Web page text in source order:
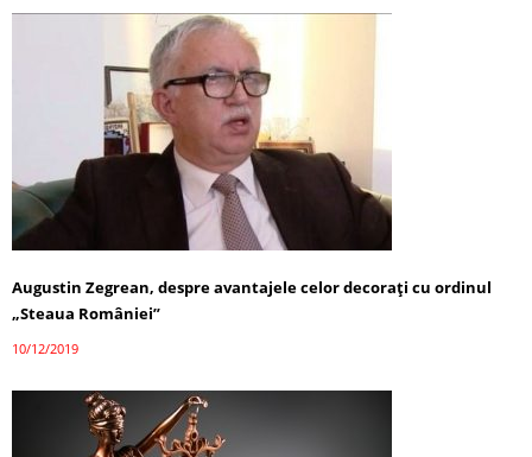
Augustin Zegrean, despre avantajele celor decoraţi cu ordinul
„Steaua României”
10/12/2019